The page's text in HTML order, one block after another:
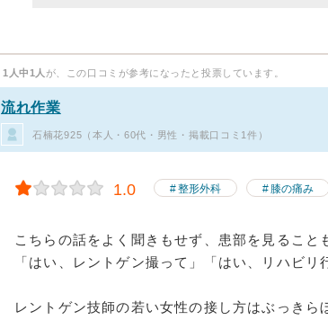
1人中1人 が、この口コミが参考になったと投票しています。
流れ作業
石楠花925（本人・60代・男性・掲載口コミ1件）
1.0 整形外科 膝の痛み
こちらの話をよく聞きもせず、患部を見ること
「はい、レントゲン撮って」「はい、リハビリ
レントゲン技師の若い女性の接し方はぶっきら